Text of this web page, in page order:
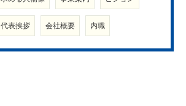
代表挨拶 会社概要 内職